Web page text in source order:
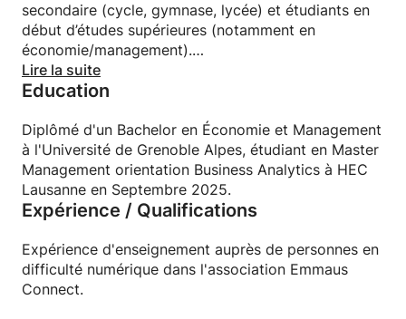
secondaire (cycle, gymnase, lycée) et étudiants en
début d’études supérieures (notamment en
économie/management).
✅ Maturité obtenue (avec spécialités en Maths /
✅ Bachelor en Économie et Management obtenu
mention Assez Bien
✅ Méthodologie adaptée au niveau et aux besoins
de chaque élève
✅ Révisions structurées, explications claires et
✅ Accompagnement pour améliorer les résultats et
la confiance
Lire la suite
Education
Diplômé d'un Bachelor en Économie et Management
à l'Université de Grenoble Alpes, étudiant en Master
Management orientation Business Analytics à HEC
Lausanne en Septembre 2025.
Expérience / Qualifications
Expérience d'enseignement auprès de personnes en
difficulté numérique dans l'association Emmaus
Connect.